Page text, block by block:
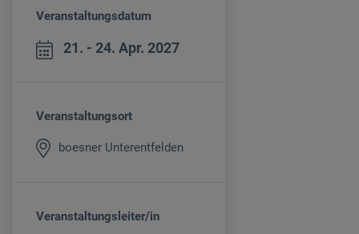
Veranstaltungsdatum
21. - 24. Apr. 2027
Veranstaltungsort
boesner Unterentfelden
Veranstaltungsleiter/in